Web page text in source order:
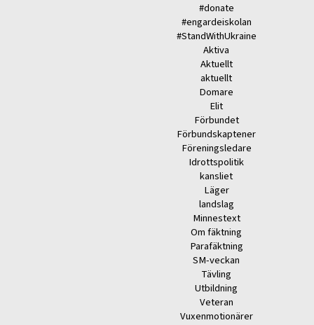
#donate
#engardeiskolan
#StandWithUkraine
Aktiva
Aktuellt
aktuellt
Domare
Elit
Förbundet
Förbundskaptener
Föreningsledare
Idrottspolitik
kansliet
Läger
landslag
Minnestext
Om fäktning
Parafäktning
SM-veckan
Tävling
Utbildning
Veteran
Vuxenmotionärer